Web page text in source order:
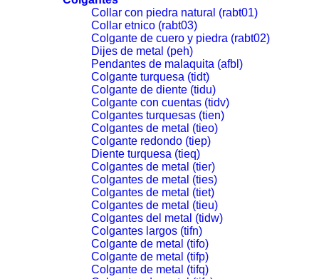
Collar con piedra natural (rabt01)
Collar etnico (rabt03)
Colgante de cuero y piedra (rabt02)
Dijes de metal (peh)
Pendantes de malaquita (afbl)
Colgante turquesa (tidt)
Colgante de diente (tidu)
Colgante con cuentas (tidv)
Colgantes turquesas (tien)
Colgantes de metal (tieo)
Colgante redondo (tiep)
Diente turquesa (tieq)
Colgantes de metal (tier)
Colgantes de metal (ties)
Colgantes de metal (tiet)
Colgantes de metal (tieu)
Colgantes del metal (tidw)
Colgantes largos (tifn)
Colgante de metal (tifo)
Colgante de metal (tifp)
Colgante de metal (tifq)